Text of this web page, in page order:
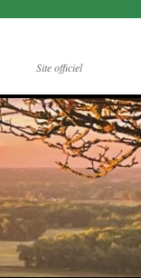
Site officiel